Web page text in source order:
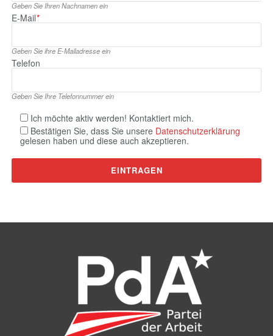
Geben Sie Ihren Nachnamen ein
E‑Mail*
Geben Sie ihre E‑Mailadresse ein
Telefon
Geben Sie Ihre Telefonnummer ein
Ich möchte aktiv werden! Kontaktiert mich.
Bestätigen Sie, dass Sie unsere Datenschutzerklärung
gelesen haben und diese auch akzeptieren.